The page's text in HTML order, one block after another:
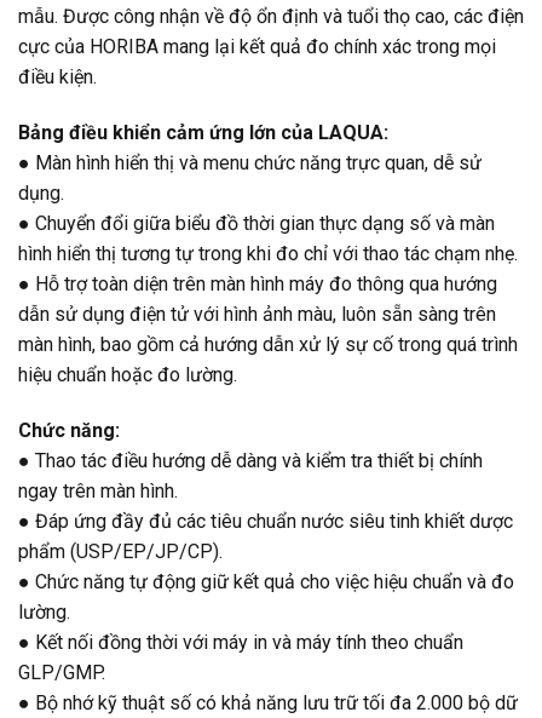
mẫu. Được công nhận về độ ổn định và tuổi thọ cao, các điện
cực của HORIBA mang lại kết quả đo chính xác trong mọi
điều kiện.
Bảng điều khiển cảm ứng lớn của LAQUA:
● Màn hình hiển thị và menu chức năng trực quan, dễ sử
dụng.
● Chuyển đổi giữa biểu đồ thời gian thực dạng số và màn
hình hiển thị tương tự trong khi đo chỉ với thao tác chạm nhẹ.
● Hỗ trợ toàn diện trên màn hình máy đo thông qua hướng
dẫn sử dụng điện tử với hình ảnh màu, luôn sẵn sàng trên
màn hình, bao gồm cả hướng dẫn xử lý sự cố trong quá trình
hiệu chuẩn hoặc đo lường.
Chức năng:
● Thao tác điều hướng dễ dàng và kiểm tra thiết bị chính
ngay trên màn hình.
● Đáp ứng đầy đủ các tiêu chuẩn nước siêu tinh khiết dược
phẩm (USP/EP/JP/CP).
● Chức năng tự động giữ kết quả cho việc hiệu chuẩn và đo
lường.
● Kết nối đồng thời với máy in và máy tính theo chuẩn
GLP/GMP.
● Bộ nhớ kỹ thuật số có khả năng lưu trữ tối đa 2.000 bộ dữ